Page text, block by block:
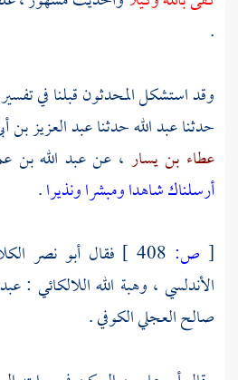
.
وقد استشكل المحدثون قبلنا في
حدثناعبد اللهحدثناعبد العزيز بن
عطاء بن يسار ، عنعبد الله بن
أرسلناك شاهدا ومبشرا ونذيرا.
[ ص: فقالأبو نصر
الأندلسي ، وهبة الله اللالكائي :
صالح العجلي الكوفي.